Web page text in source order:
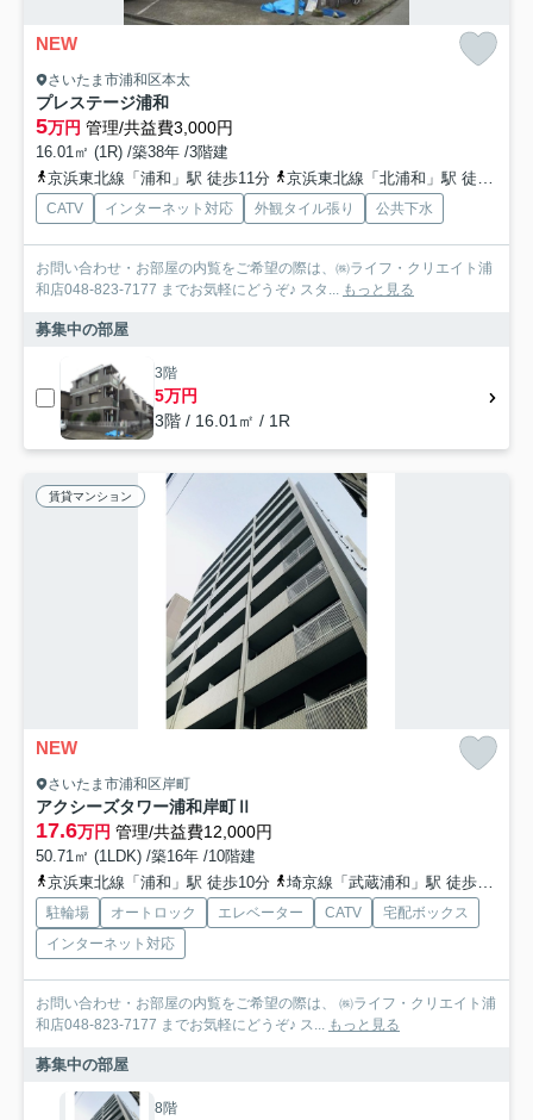
NEW
さいたま市浦和区本太
プレステージ浦和
5万円 管理/共益費3,000円
16.01㎡ (1R) /築38年 /3階建
京浜東北線「浦和」駅 徒歩11分
京浜東北線「北浦和」駅 徒歩24分
CATV インターネット対応 外観タイル張り 公共下水
お問い合わせ・お部屋の内覧をご希望の際は、㈱ライフ・クリエイト浦
和店048-823-7177 までお気軽にどうぞ♪ スタ... もっと見る
募集中の部屋
3階
5万円
3階 / 16.01㎡ / 1R
賃貸マンション
NEW
さいたま市浦和区岸町
アクシーズタワー浦和岸町Ⅱ
17.6万円 管理/共益費12,000円
50.71㎡ (1LDK) /築16年 /10階建
京浜東北線「浦和」駅 徒歩10分
埼京線「武蔵浦和」駅 徒歩20分
駐輪場 オートロック エレベーター CATV
宅配ボックス
インターネット対応
お問い合わせ・お部屋の内覧をご希望の際は、 ㈱ライフ・クリエイト浦
和店048-823-7177 までお気軽にどうぞ♪ ス... もっと見る
募集中の部屋
8階